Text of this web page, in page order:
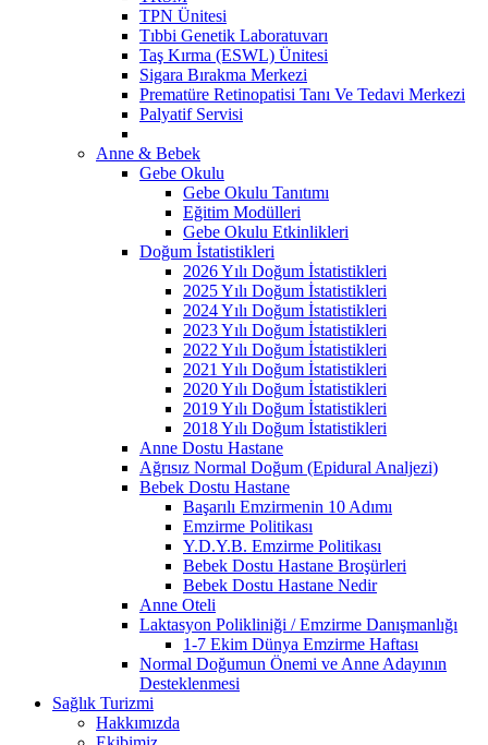
TPN Ünitesi
Tıbbi Genetik Laboratuvarı
Taş Kırma (ESWL) Ünitesi
Sigara Bırakma Merkezi
Prematüre Retinopatisi Tanı Ve Tedavi Merkezi
Palyatif Servisi
Anne & Bebek
Gebe Okulu
Gebe Okulu Tanıtımı
Eğitim Modülleri
Gebe Okulu Etkinlikleri
Doğum İstatistikleri
2026 Yılı Doğum İstatistikleri
2025 Yılı Doğum İstatistikleri
2024 Yılı Doğum İstatistikleri
2023 Yılı Doğum İstatistikleri
2022 Yılı Doğum İstatistikleri
2021 Yılı Doğum İstatistikleri
2020 Yılı Doğum İstatistikleri
2019 Yılı Doğum İstatistikleri
2018 Yılı Doğum İstatistikleri
Anne Dostu Hastane
Ağrısız Normal Doğum (Epidural Analjezi)
Bebek Dostu Hastane
Başarılı Emzirmenin 10 Adımı
Emzirme Politikası
Y.D.Y.B. Emzirme Politikası
Bebek Dostu Hastane Broşürleri
Bebek Dostu Hastane Nedir
Anne Oteli
Laktasyon Polikliniği / Emzirme Danışmanlığı
1-7 Ekim Dünya Emzirme Haftası
Normal Doğumun Önemi ve Anne Adayının
Desteklenmesi
Sağlık Turizmi
Hakkımızda